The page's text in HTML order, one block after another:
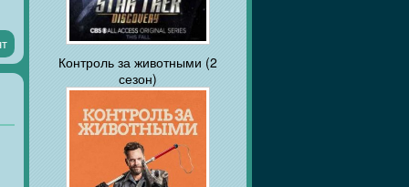
Контроль за животными (2
сезон)